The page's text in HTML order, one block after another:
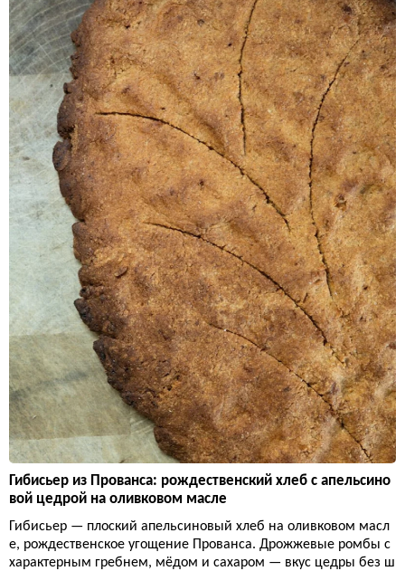
Гибисьер из Прованса: рождественский хлеб с апельсино
вой цедрой на оливковом масле
Гибисьер — плоский апельсиновый хлеб на оливковом масл
е, рождественское угощение Прованса. Дрожжевые ромбы с
характерным гребнем, мёдом и сахаром — вкус цедры без ш